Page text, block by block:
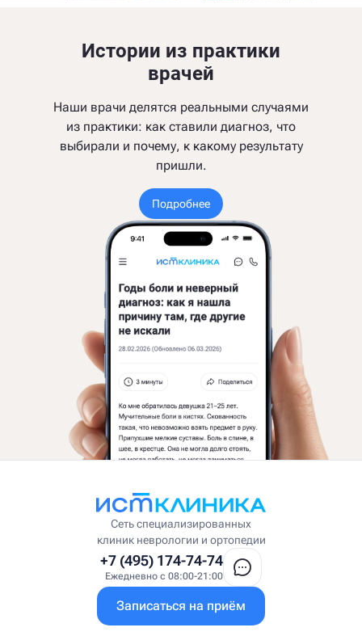
Истории из практики
врачей
Наши врачи делятся реальными случаями
из практики: как ставили диагноз, что
выбирали и почему, к какому результату
пришли.
Подробнее
Сеть специализированных
клиник неврологии и ортопедии
+7 (495) 174-74-74
Ежедневно с 08:00-21:00
Записаться на приём